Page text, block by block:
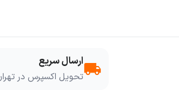
local_shippingارسال سریع
تحویل اکسپرس در